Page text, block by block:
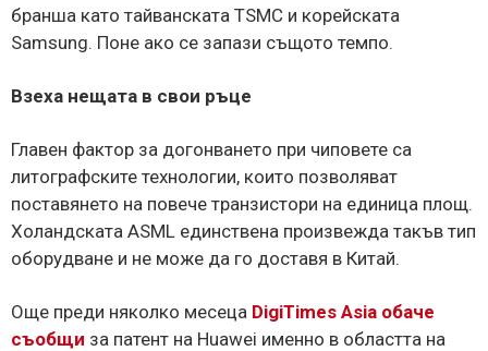
бранша като тайванската TSMC и корейската
Samsung. Поне ако се запази същото темпо.
Взеха нещата в свои ръце
Главен фактор за догонването при чиповете са
литографските технологии, които позволяват
поставянето на повече транзистори на единица площ.
Холандската ASML единствена произвежда такъв тип
оборудване и не може да го доставя в Китай.
Още преди няколко месеца DigiTimes Asia обаче
съобщи за патент на Huawei именно в областта на